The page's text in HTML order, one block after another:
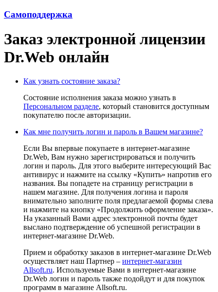
Самоподдержка
Заказ электронной лицензии
Dr.Web онлайн
Как узнать состояние заказа?
Состояние исполнения заказа можно узнать в
Персональном разделе, который становится доступным
покупателю после авторизации.
Как мне получить логин и пароль в Вашем магазине?
Если Вы впервые покупаете в интернет-магазине
Dr.Web, Вам нужно зарегистрироваться и получить
логин и пароль. Для этого выберите интересующий Вас
антивирус и нажмите на ссылку «Купить» напротив его
названия. Вы попадете на страницу регистрации в
нашем магазине. Для получения логина и пароля
внимательно заполните поля предлагаемой формы слева
и нажмите на кнопку «Продолжить оформление заказа».
На указанный Вами адрес электронной почты будет
выслано подтверждение об успешной регистрации в
интернет-магазине Dr.Web.
Прием и обработку заказов в интернет-магазине Dr.Web
осуществляет наш Партнер – интернет-магазин
Allsoft.ru. Используемые Вами в интернет-магазине
Dr.Web логин и пароль также подойдут и для покупок
программ в магазине Allsoft.ru.